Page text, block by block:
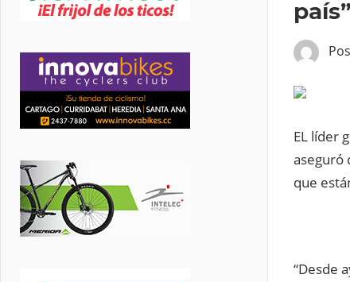
país”
EL líder
aseguró
que
“Desde